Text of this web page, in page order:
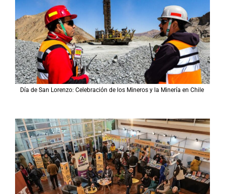
Día de San Lorenzo: Celebración de los Mineros y la Minería en Chile